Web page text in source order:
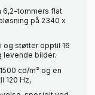
6,2-tommers flat
på 2340 x
og støtter opptil 16
levende bilder.
cd/m² og en
120 Hz,